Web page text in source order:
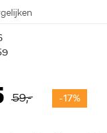
59,- -17%